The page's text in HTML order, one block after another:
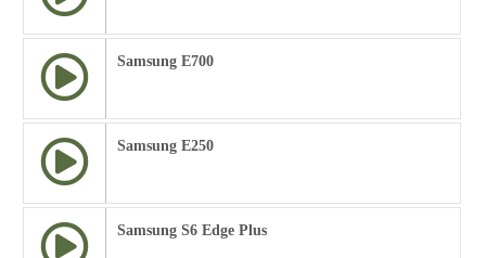
Samsung E700
Samsung E250
Samsung S6 Edge Plus